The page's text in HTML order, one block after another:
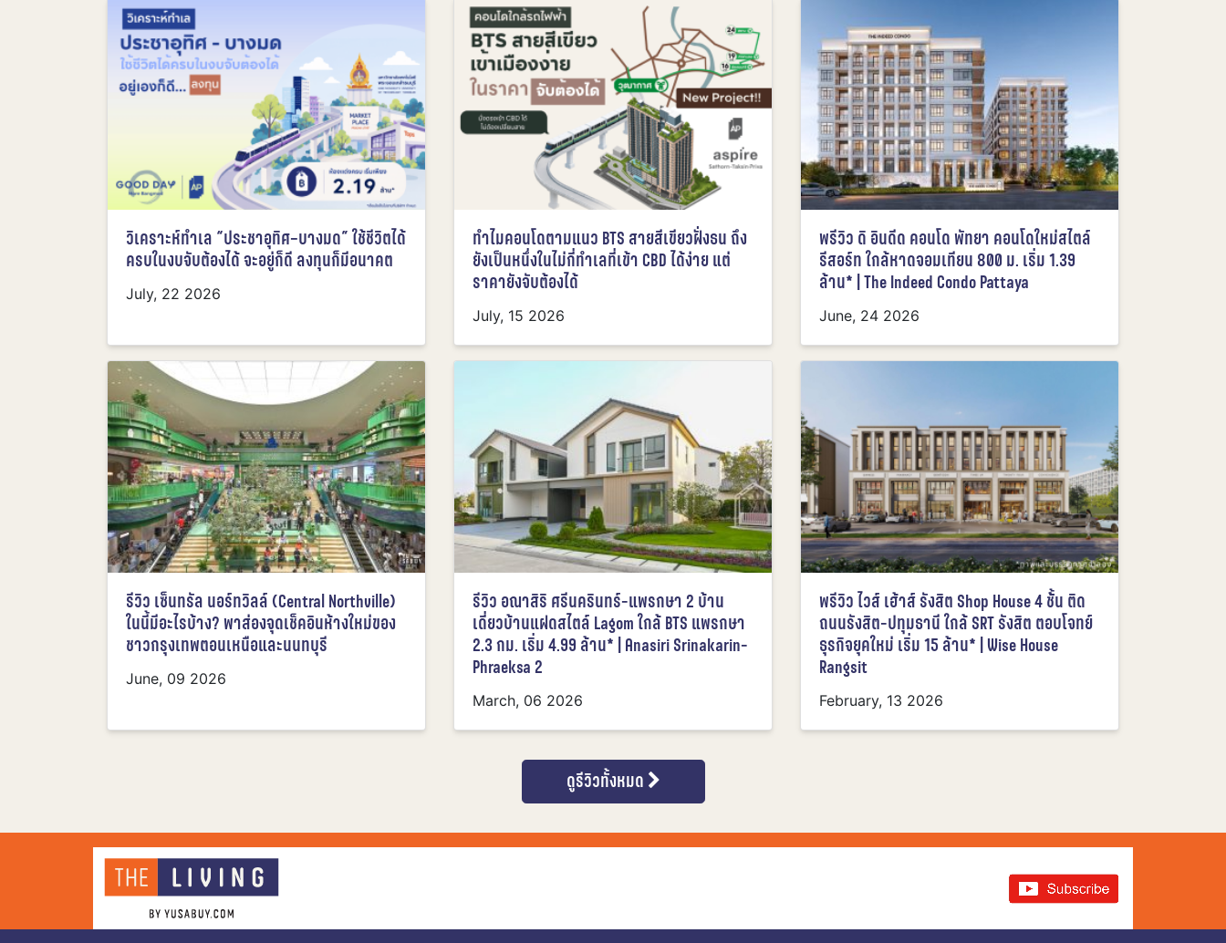
วิเคราะห์ทำเล “ประชาอุทิศ–บางมด” ใช้ชีวิตได้
ครบในงบจับต้องได้ จะอยู่ก็ดี ลงทุนก็มีอนาคต
July, 22 2026
ทำไมคอนโดตามแนว BTS สายสีเขียวฝั่งธน ถึง
ยังเป็นหนึ่งในไม่กี่ทำเลที่เข้า CBD ได้ง่าย แต่
ราคายังจับต้องได้
July, 15 2026
พรีวิว ดิ อินดีด คอนโด พัทยา คอนโดใหม่สไตล์
รีสอร์ท ใกล้หาดจอมเทียน 800 ม. เริ่ม 1.39
ล้าน* | The Indeed Condo Pattaya
June, 24 2026
รีวิว เซ็นทรัล นอร์ทวิลล์ (Central Northville)
ในนี้มีอะไรบ้าง? พาส่องจุดเช็คอินห้างใหม่ของ
ชาวกรุงเทพตอนเหนือและนนทบุรี
June, 09 2026
รีวิว อณาสิริ ศรีนครินทร์-แพรกษา 2 บ้าน
เดี่ยวบ้านแฝดสไตล์ Lagom ใกล้ BTS แพรกษา
2.3 กม. เริ่ม 4.99 ล้าน* | Anasiri Srinakarin-
Phraeksa 2
March, 06 2026
พรีวิว ไวส์ เฮ้าส์ รังสิต Shop House 4 ชั้้น ติด
ถนนรังสิต-ปทุมธานี ใกล้ SRT รังสิต ตอบโจทย์
ธุรกิจยุคใหม่ เริ่ม 15 ล้าน* | Wise House
Rangsit
February, 13 2026
ดูรีวิวทั้งหมด